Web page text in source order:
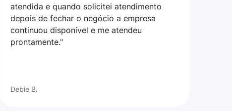
atendida e quando solicitei atendimento
depois de fechar o negócio a empresa
continuou disponível e me atendeu
prontamente."
Debie B.